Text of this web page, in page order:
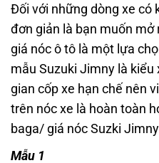
Đối với những dòng xe có
đơn giản là bạn muốn
giá nóc ô tô là một lựa
mẫu Suzuki Jimny là kiểu
gian cốp xe hạn chế nên
trên nóc xe là hoàn toàn
baga/ giá nóc Suzki
Mẫu 1